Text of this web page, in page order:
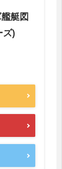
艇図
ズ)